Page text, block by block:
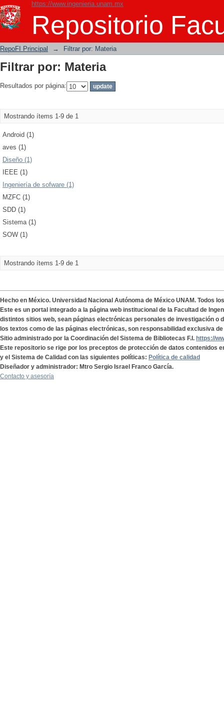
https://www.ingenieria.unam.mx
Repositorio
Filtrar por: Materia
RepoFI Principal → Filtrar por: Materia
Filtrar por: Materia
Resultados por página:
Mostrando ítems 1-9 de 1
Android (1)
aves (1)
Diseño (1)
IEEE (1)
Ingeniería de sofware (1)
MZFC (1)
SDD (1)
Sistema (1)
SOW (1)
Mostrando ítems 1-9 de 1
Hecho en México. Universidad Nacional Autónoma de México UNAM. Todos
Este es un portal integrado a la página web institucional de la Facultad de
distintos sitios web, sean páginas electrónicas personales de investigación o
los textos como de las páginas electrónicas, son responsabilidad exclusiva
Sitio administrado por la Coordinación del Sistema de Bibliotecas F.I. https://
Este repositorio se rige por los preceptos de protección de datos contenidos
y el Sistema de Calidad con las siguientes políticas: Política de calidad
Diseñador y administrador: Mtro Sergio Israel Franco García.
Contacto y asesoría